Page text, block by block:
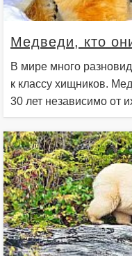
Медведи, кто
В мире много
к классу хищников.
30 лет независимо от